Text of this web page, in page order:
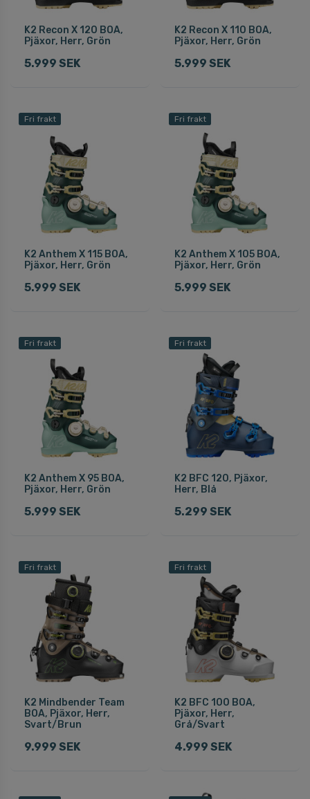
K2 Recon X 120 BOA,
Pjäxor, Herr, Grön
5.999 SEK
K2 Recon X 110 BOA,
Pjäxor, Herr, Grön
5.999 SEK
Fri frakt
K2 Anthem X 115 BOA,
Pjäxor, Herr, Grön
5.999 SEK
Fri frakt
K2 Anthem X 105 BOA,
Pjäxor, Herr, Grön
5.999 SEK
Fri frakt
K2 Anthem X 95 BOA,
Pjäxor, Herr, Grön
5.999 SEK
Fri frakt
K2 BFC 120, Pjäxor,
Herr, Blå
5.299 SEK
Fri frakt
K2 Mindbender Team
BOA, Pjäxor, Herr,
Svart/Brun
9.999 SEK
Fri frakt
K2 BFC 100 BOA,
Pjäxor, Herr,
Grå/Svart
4.999 SEK